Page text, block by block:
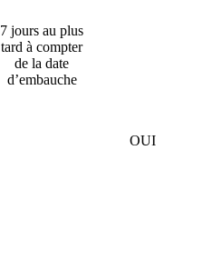
7 jours au plus
tard à compter
de la date
d’embauche
OUI